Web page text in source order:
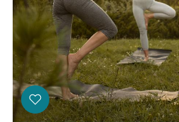
ThreadsFacebookYoutube
X